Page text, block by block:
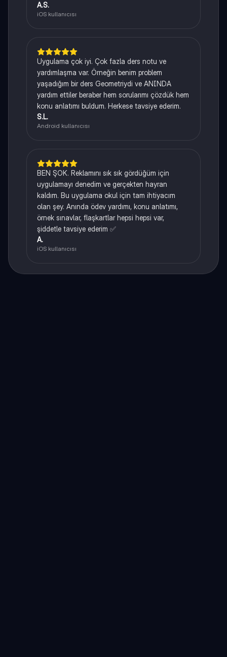
A.S.
iOS kullanıcısı
Uygulama çok iyi. Çok fazla ders notu ve
yardımlaşma var. Örneğin benim problem
yaşadığım bir ders Geometriydi ve ANINDA
yardım ettiler beraber hem sorularımı çözdük hem
konu anlatımı buldum. Herkese tavsiye ederim.
S.L.
Android kullanıcısı
BEN ŞOK. Reklamını sık sık gördüğüm için
uygulamayı denedim ve gerçekten hayran
kaldım. Bu uygulama okul için tam ihtiyacım
olan şey. Anında ödev yardımı, konu anlatımı,
örnek sınavlar, flaşkartlar hepsi hepsi var,
şiddetle tavsiye ederim ✅
A.
iOS kullanıcısı